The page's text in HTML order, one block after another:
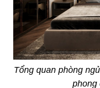
Tổng quan phòng
phong